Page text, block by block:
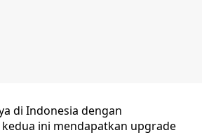
di Indonesia dengan
ini mendapatkan upgrade